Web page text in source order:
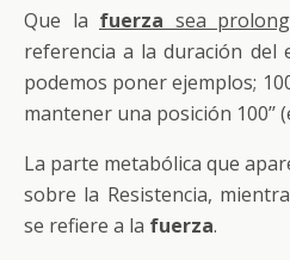
Que la fuerza sea
referencia a la duración del
podemos poner ejemplos;
mantener una posición 100’’
La parte metabólica que
sobre la Resistencia,
se refiere a la fuerza.